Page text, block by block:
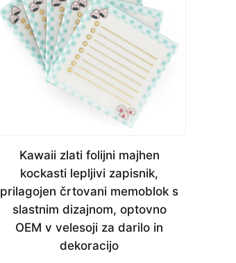
Kawaii zlati folijni majhen
kockasti lepljivi zapisnik,
prilagojen črtovani memoblok s
slastnim dizajnom, optovno
OEM v velesoji za darilo in
dekoracijo